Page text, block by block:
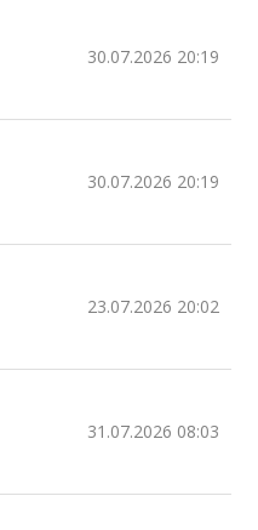
30.07.2026 20:19
30.07.2026 20:19
23.07.2026 20:02
31.07.2026 08:03